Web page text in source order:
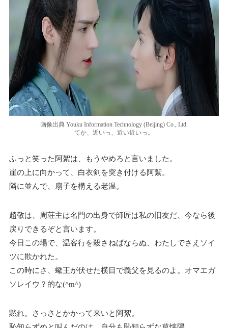
画像出典 Youku Information Technology (Beijing) Co., Ltd.
てか、近いっ、近い近いっ。
ふっと笑った阿絮は、もうやめろと言いました。
崖の上に向かって、白衣剣を突き付ける阿絮。
隣に並んで、扇子を構える老温。
趙敬は、周荘主は名門の出身で師匠は私の旧友だ、今なら後
戻りできるぞと言います。
今日この場で、温客行を殺さねばならぬ、わたしでさえソイ
ツに欺かれた。
この時にさ、蠍王が伏せた横目で義父を見るのよ。オマエガ
ソレイウ？的な(^m^)
黙れ。さっさとかかって来いと阿絮。